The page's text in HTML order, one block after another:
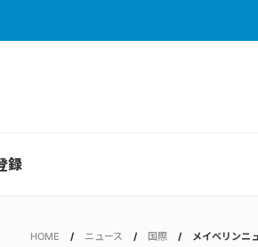
録
HOME ニュース 国際 メイベリンニ